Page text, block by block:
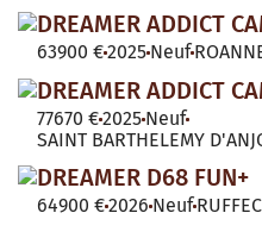
DREAMER ADDICT
63900 €2025 Neuf
DREAMER ADDICT
77670 €2025 Neuf
SAINT BARTHELEMY
DREAMER D68 FUN+
64900 €2026 Neuf